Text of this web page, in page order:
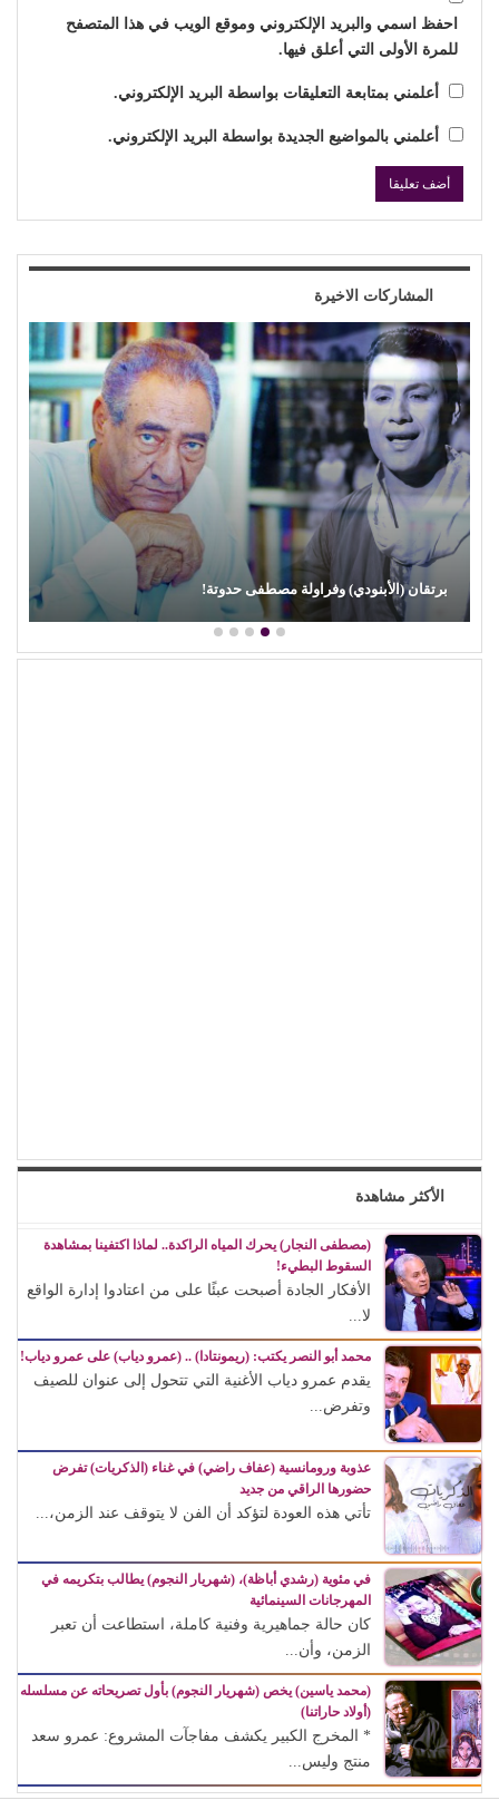
احفظ اسمي والبريد الإلكتروني وموقع الويب في هذا المتصفح
للمرة الأولى التي أعلق فيها.
أعلمني بمتابعة التعليقات بواسطة البريد الإلكتروني.
أعلمني بالمواضيع الجديدة بواسطة البريد الإلكتروني.
المشاركات الاخيرة
برتقان (الأبنودي) وفراولة مصطفى حدوتة!
الأكثر مشاهدة
(مصطفى النجار) يحرك المياه الراكدة.. لماذا اكتفينا بمشاهدة
السقوط البطيء!
الأفكار الجادة أصبحت عبئًا على من اعتادوا إدارة الواقع
لا...
محمد أبو النصر يكتب: (ريمونتادا) .. (عمرو دياب) على عمرو دياب!
يقدم عمرو دياب الأغنية التي تتحول إلى عنوان للصيف
وتفرض...
عذوبة ورومانسية (عفاف راضي) في غناء (الذكريات) تفرض
حضورها الراقي من جديد
تأتي هذه العودة لتؤكد أن الفن لا يتوقف عند الزمن،...
في مئوية (رشدي أباظة)، (شهريار النجوم) يطالب بتكريمه في
المهرجانات السينمائية
كان حالة جماهيرية وفنية كاملة، استطاعت أن تعبر
الزمن، وأن...
(محمد ياسين) يخص (شهريار النجوم) بأول تصريحاته عن مسلسله
(أولاد حاراتنا)
* المخرج الكبير يكشف مفاجآت المشروع: عمرو سعد
منتج وليس...